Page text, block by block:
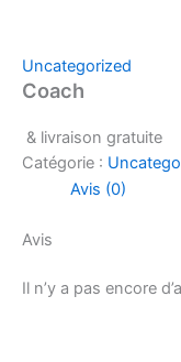
Uncategorized
Coach
& livraison gratuite
Catégorie :
Avis (0)
Avis
Il n’y a pas encore